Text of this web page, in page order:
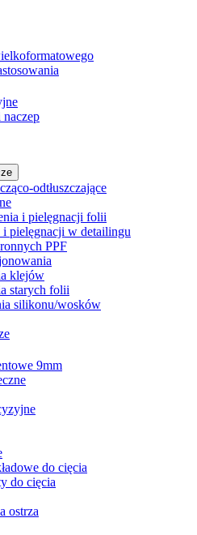
odtłuszczające
i pielęgnacji folii
pielęgnacji w detailingu
PPF
klejów
starych folii
silikonu/wosków
9mm
do cięcia
do cięcia
ostrza